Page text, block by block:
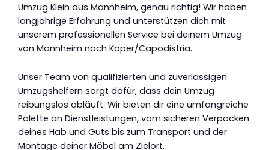
Umzug Klein aus Mannheim, genau richtig! Wir haben
langjährige Erfahrung und unterstützen dich mit
unserem professionellen Service bei deinem Umzug
von Mannheim nach Koper/Capodistria.
Unser Team von qualifizierten und zuverlässigen
Umzugshelfern sorgt dafür, dass dein Umzug
reibungslos abläuft. Wir bieten dir eine umfangreiche
Palette an Dienstleistungen, vom sicheren Verpacken
deines Hab und Guts bis zum Transport und der
Montage deiner Möbel am Zielort.